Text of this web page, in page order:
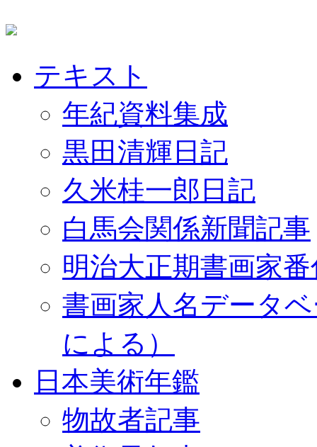
テキスト
年紀資料集成
黒田清輝日記
久米桂一郎日記
白馬会関係新聞記事
明治大正期書画家
書画家人名データ
による）
日本美術年鑑
物故者記事